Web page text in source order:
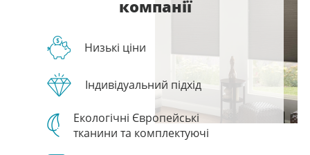
компанії
Низькі ціни
Індивідуальний підхід
Екологічні Європейські
тканини та комплектуючі